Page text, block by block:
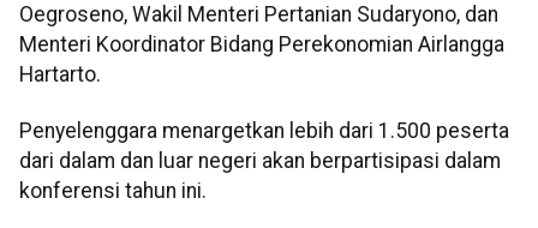
Oegroseno, Wakil Menteri Pertanian Sudaryono, dan
Menteri Koordinator Bidang Perekonomian Airlangga
Hartarto.
Penyelenggara menargetkan lebih dari 1.500 peserta
dari dalam dan luar negeri akan berpartisipasi dalam
konferensi tahun ini.